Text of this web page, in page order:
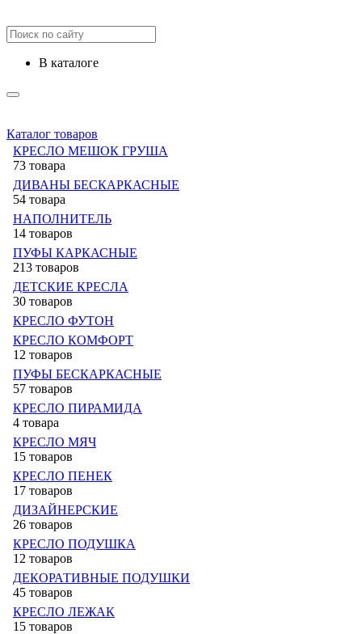
в каталоге
Каталог товаров
КРЕСЛО МЕШОК ГРУША
73 товара
ДИВАНЫ БЕСКАРКАСНЫЕ
54 товара
НАПОЛНИТЕЛЬ
14 товаров
ПУФЫ КАРКАСНЫЕ
213 товаров
ДЕТСКИЕ КРЕСЛА
30 товаров
КРЕСЛО ФУТОН
КРЕСЛО КОМФОРТ
12 товаров
ПУФЫ БЕСКАРКАСНЫЕ
57 товаров
КРЕСЛО ПИРАМИДА
4 товара
КРЕСЛО МЯЧ
15 товаров
КРЕСЛО ПЕНЕК
17 товаров
ДИЗАЙНЕРСКИЕ
26 товаров
КРЕСЛО ПОДУШКА
12 товаров
ДЕКОРАТИВНЫЕ ПОДУШКИ
45 товаров
КРЕСЛО ЛЕЖАК
15 товаров